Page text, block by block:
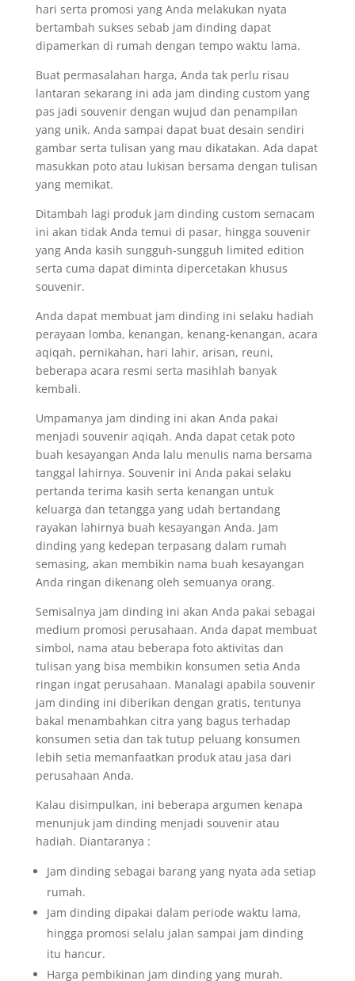
hari serta promosi yang Anda melakukan nyata
bertambah sukses sebab jam dinding dapat
dipamerkan di rumah dengan tempo waktu lama.
Buat permasalahan harga, Anda tak perlu risau
lantaran sekarang ini ada jam dinding custom yang
pas jadi souvenir dengan wujud dan penampilan
yang unik. Anda sampai dapat buat desain sendiri
gambar serta tulisan yang mau dikatakan. Ada dapat
masukkan poto atau lukisan bersama dengan tulisan
yang memikat.
Ditambah lagi produk jam dinding custom semacam
ini akan tidak Anda temui di pasar, hingga souvenir
yang Anda kasih sungguh-sungguh limited edition
serta cuma dapat diminta dipercetakan khusus
souvenir.
Anda dapat membuat jam dinding ini selaku hadiah
perayaan lomba, kenangan, kenang-kenangan, acara
aqiqah, pernikahan, hari lahir, arisan, reuni,
beberapa acara resmi serta masihlah banyak
kembali.
Umpamanya jam dinding ini akan Anda pakai
menjadi souvenir aqiqah. Anda dapat cetak poto
buah kesayangan Anda lalu menulis nama bersama
tanggal lahirnya. Souvenir ini Anda pakai selaku
pertanda terima kasih serta kenangan untuk
keluarga dan tetangga yang udah bertandang
rayakan lahirnya buah kesayangan Anda. Jam
dinding yang kedepan terpasang dalam rumah
semasing, akan membikin nama buah kesayangan
Anda ringan dikenang oleh semuanya orang.
Semisalnya jam dinding ini akan Anda pakai sebagai
medium promosi perusahaan. Anda dapat membuat
simbol, nama atau beberapa foto aktivitas dan
tulisan yang bisa membikin konsumen setia Anda
ringan ingat perusahaan. Manalagi apabila souvenir
jam dinding ini diberikan dengan gratis, tentunya
bakal menambahkan citra yang bagus terhadap
konsumen setia dan tak tutup peluang konsumen
lebih setia memanfaatkan produk atau jasa dari
perusahaan Anda.
Kalau disimpulkan, ini beberapa argumen kenapa
menunjuk jam dinding menjadi souvenir atau
hadiah. Diantaranya :
Jam dinding sebagai barang yang nyata ada setiap
rumah.
Jam dinding dipakai dalam periode waktu lama,
hingga promosi selalu jalan sampai jam dinding
itu hancur.
Harga pembikinan jam dinding yang murah.